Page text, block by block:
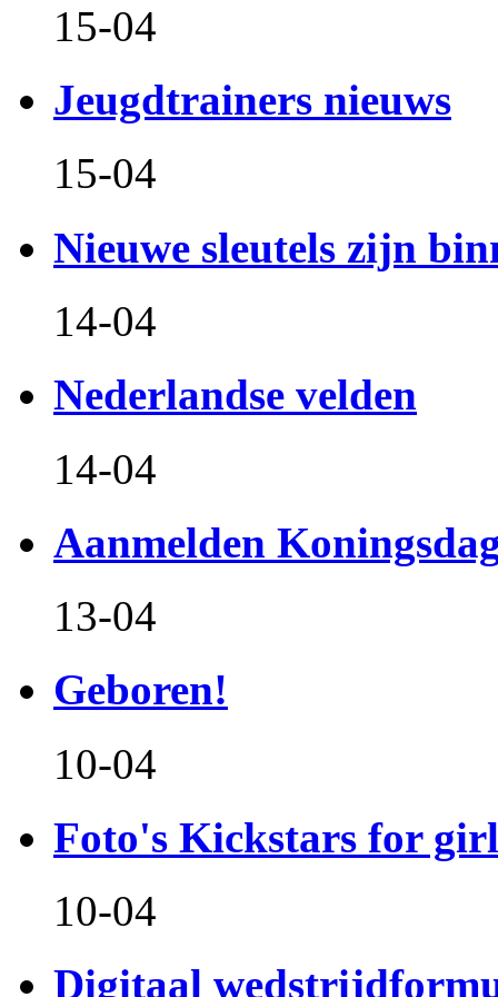
15-04
Jeugdtrainers nieuws
15-04
Nieuwe sleutels zijn
14-04
Nederlandse velden
14-04
Aanmelden
13-04
Geboren!
10-04
Foto's Kickstars for
10-04
Digitaal